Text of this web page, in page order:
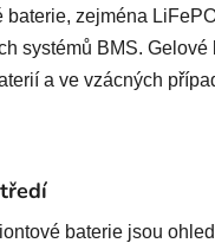
baterie, zejména
systémů BMS.
a ve vzácných
baterie jsou